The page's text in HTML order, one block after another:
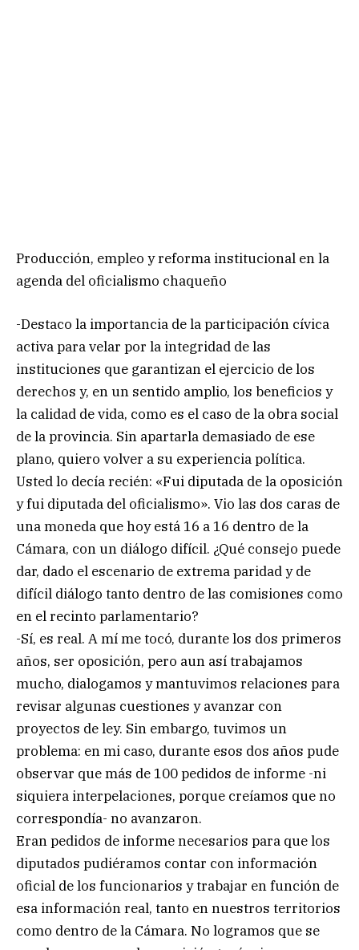
Producción, empleo y reforma institucional en la
agenda del oficialismo chaqueño
-Destaco la importancia de la participación cívica
activa para velar por la integridad de las
instituciones que garantizan el ejercicio de los
derechos y, en un sentido amplio, los beneficios y
la calidad de vida, como es el caso de la obra social
de la provincia. Sin apartarla demasiado de ese
plano, quiero volver a su experiencia política.
Usted lo decía recién: «Fui diputada de la oposición
y fui diputada del oficialismo». Vio las dos caras de
una moneda que hoy está 16 a 16 dentro de la
Cámara, con un diálogo difícil. ¿Qué consejo puede
dar, dado el escenario de extrema paridad y de
difícil diálogo tanto dentro de las comisiones como
en el recinto parlamentario?
-Sí, es real. A mí me tocó, durante los dos primeros
años, ser oposición, pero aun así trabajamos
mucho, dialogamos y mantuvimos relaciones para
revisar algunas cuestiones y avanzar con
proyectos de ley. Sin embargo, tuvimos un
problema: en mi caso, durante esos dos años pude
observar que más de 100 pedidos de informe -ni
siquiera interpelaciones, porque creíamos que no
correspondía- no avanzaron.
Eran pedidos de informe necesarios para que los
diputados pudiéramos contar con información
oficial de los funcionarios y trabajar en función de
esa información real, tanto en nuestros territorios
como dentro de la Cámara. No logramos que se